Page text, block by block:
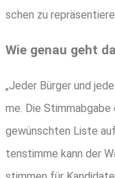
schen zu
Wie genau geht
„Jeder Bür­ger und
me. Die
gewünsch­ten Lis­te
ten­stim­me kann der